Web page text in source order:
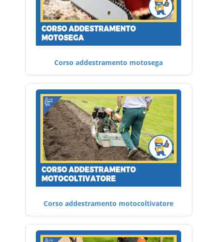
Corso addestramento motosega
Corso addestramento motocoltivatore